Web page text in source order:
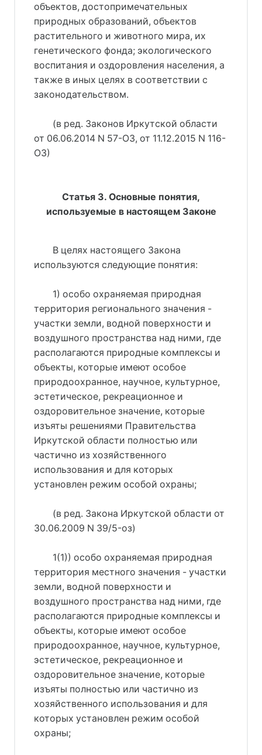
объектов, достопримечательных
природных образований, объектов
растительного и животного мира, их
генетического фонда; экологического
воспитания и оздоровления населения, а
также в иных целях в соответствии с
законодательством.
(в ред. Законов Иркутской области
от 06.06.2014 N 57-ОЗ, от 11.12.2015 N 116-
ОЗ)
Статья 3. Основные понятия,
используемые в настоящем Законе
В целях настоящего Закона
используются следующие понятия:
1) особо охраняемая природная
территория регионального значения -
участки земли, водной поверхности и
воздушного пространства над ними, где
располагаются природные комплексы и
объекты, которые имеют особое
природоохранное, научное, культурное,
эстетическое, рекреационное и
оздоровительное значение, которые
изъяты решениями Правительства
Иркутской области полностью или
частично из хозяйственного
использования и для которых
установлен режим особой охраны;
(в ред. Закона Иркутской области от
30.06.2009 N 39/5-оз)
1(1)) особо охраняемая природная
территория местного значения - участки
земли, водной поверхности и
воздушного пространства над ними, где
располагаются природные комплексы и
объекты, которые имеют особое
природоохранное, научное, культурное,
эстетическое, рекреационное и
оздоровительное значение, которые
изъяты полностью или частично из
хозяйственного использования и для
которых установлен режим особой
охраны;